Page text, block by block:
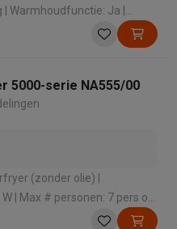
| Warmhoudfunctie: Ja |
5000-serie NA555/00
(zonder olie) |
| Max # personen: 7 pers of